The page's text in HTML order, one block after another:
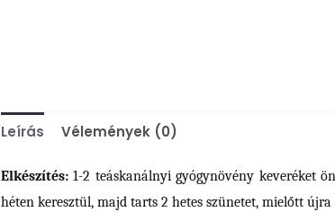
Leírás Vélemények (0)
Elkészítés: 1-2 teáskanálnyi gyógynövény keveréket
héten keresztül, majd tarts 2 hetes szünetet, mielőtt újra